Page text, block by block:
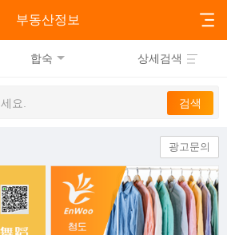
부동산정보
합숙 상세검색
광고문의